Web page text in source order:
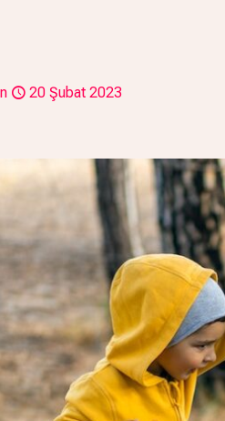
20 Şubat 2023